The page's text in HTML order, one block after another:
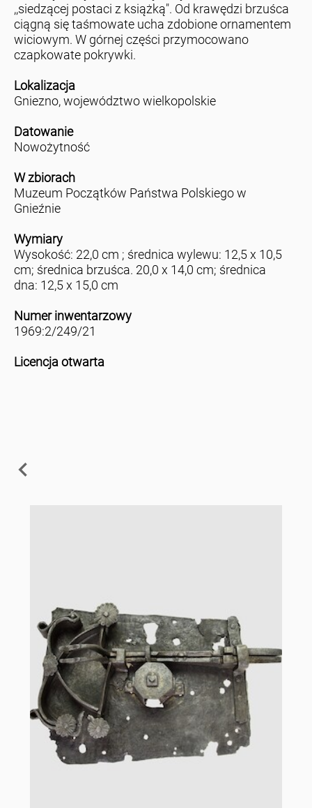
,,siedzącej postaci z książką". Od krawędzi brzuśca
ciągną się taśmowate ucha zdobione ornamentem
wiciowym. W górnej części przymocowano
czapkowate pokrywki.
Lokalizacja
Gniezno, województwo wielkopolskie
Datowanie
Nowożytność
W zbiorach
Muzeum Początków Państwa Polskiego w
Gnieźnie
Wymiary
Wysokość: 22,0 cm ; średnica wylewu: 12,5 x 10,5
cm; średnica brzuśca. 20,0 x 14,0 cm; średnica
dna: 12,5 x 15,0 cm
Numer inwentarzowy
1969:2/249/21
Licencja otwarta